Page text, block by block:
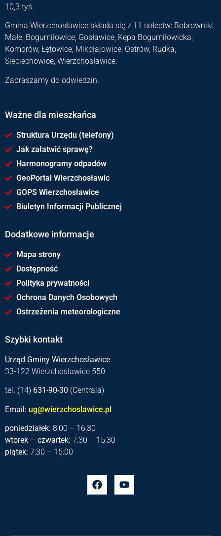
10,3 tyś.
Gmina Wierzchosławice składa się z 11 sołectw: Bobrowniki
Małe, Bogumiłowice, Gosławice, Kępa Bogumiłowicka,
Komorów, Łętowice, Mikołajowice, Ostrów, Rudka,
Sieciechowice, Wierzchosławice.
Zapraszamy do odwiedzin.
Ważne dla mieszkańca
Struktura Urzędu (telefony)
Jak załatwić sprawę?
Harmonogramy odpadów
GeoPortal Wierzchosławic
GOPS Wierzchosławice
Biuletyn Informacji Publicznej
Dodatkowe informacje
Mapa strony
Dostępność
Polityka prywatności
Ochrona Danych Osobowych
Ostrzeżenia meteorologiczne
Szybki kontakt
Urząd Gminy Wierzchosławice
33-122 Wierzchosławice 550
tel. (14) 631-90-30 (Centrala)
Email: ug@wierzchoslawice.pl
poniedziałek: 8:00 – 16:30
wtorek – czwartek: 7:30 – 15:30
piątek: 7:30 – 15:00